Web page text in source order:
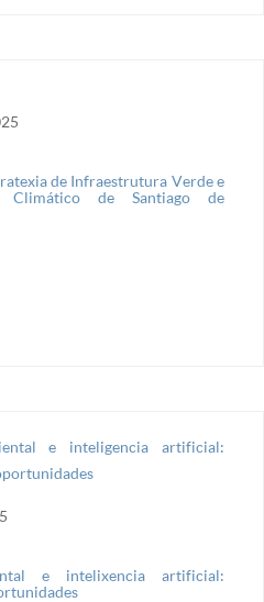
de Infraestrutura Verde e
Climático de Santiago de
e intelixencia artificial: